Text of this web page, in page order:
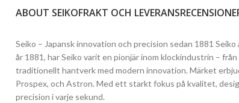
ABOUT SEIKOFRAKT OCH LEVERANS
Seiko – Japansk innovation och precision sedan 1881
år 1881, har Seiko varit en pionjär inom klockindustrin –
traditionellt hantverk med modern innovation. Märket
Prospex, och Astron. Med ett starkt fokus på kvalitet,
precision i varje sekund.